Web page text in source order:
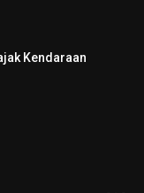
Kendaraan